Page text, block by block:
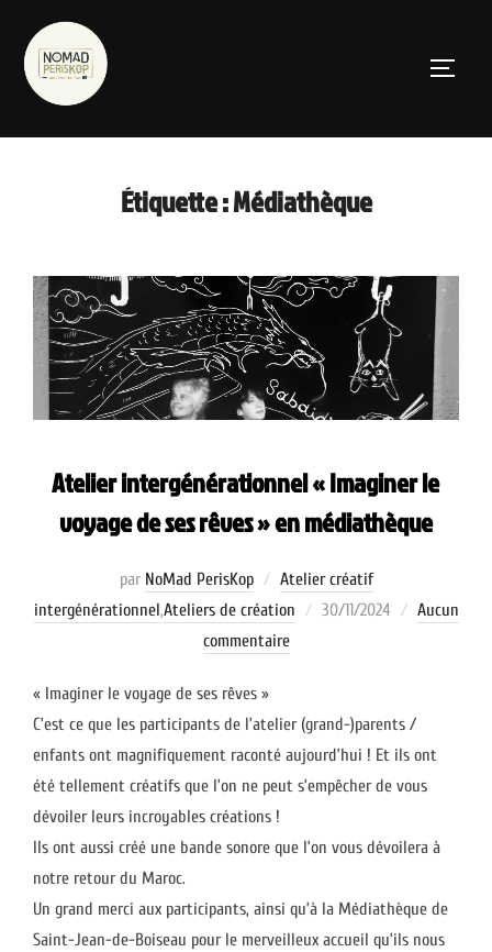
contenu
Étiquette :Médiathèque
Atelier intergénérationnel « Imaginer le
voyage de ses rêves » en médiathèque
par NoMad PerisKop
Atelier créatif
intergénérationnel,Ateliers de création
Publié
30/11/2024
Aucun
commentaire
« Imaginer le voyage de ses rêves »
C’est ce que les participants de l’atelier (grand-)parents /
enfants ont magnifiquement raconté aujourd’hui ! Et ils ont
été tellement créatifs que l’on ne peut s’empêcher de vous
dévoiler leurs incroyables créations !
Ils ont aussi créé une bande sonore que l’on vous dévoilera à
notre retour du Maroc.
Un grand merci aux participants, ainsi qu’à la Médiathèque de
Saint-Jean-de-Boiseau pour le merveilleux accueil qu’ils nous